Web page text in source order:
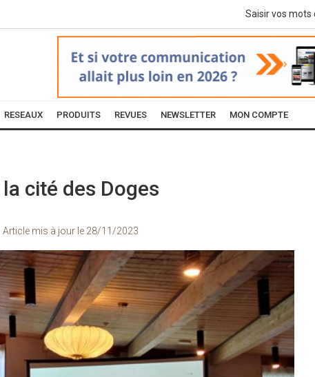
RESEAUX PRODUITS REVUES NEWSLETTER MON COMPTE
cité des Doges
Article mis à jour le 28/11/2023